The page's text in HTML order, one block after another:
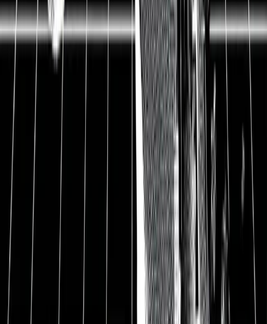
Leider hungern täglich 800 Mio. Menschen auf der
Welt, weil sie nicht genügend zu essen haben. Bayer
hat 2018 das Unternehmen Monsanto übernommen,
das sich auf Saatgut und Pflanzenschutzmittel
spezialisiert hat. Im Vergleich zu natürlichem Saatgut
können Bauern mit den Produkten von Bayer ihren
Ertrag vervielfachen. Langfristig profitiert die
Menschheit von Bayers Innovationen. Allerdings gibt
es Risiken durch die Übernahme. Leute machen den
Unkrautvernichter Glyphosat für ihre Krebserkrankung
verantwortlich und klagen gegen Bayer. Parallel dazu
sind die Preise für Nutzpflanzen stark gesunken.
Bayers Produkte verkaufen sich deshalb nicht mehr so
gut. In diesem Update werde ich dir erklären, wieso
ich die Bayer-Aktie langfristig dennoch für
kaufenswert halte.
Hauptsitz
Deutschland